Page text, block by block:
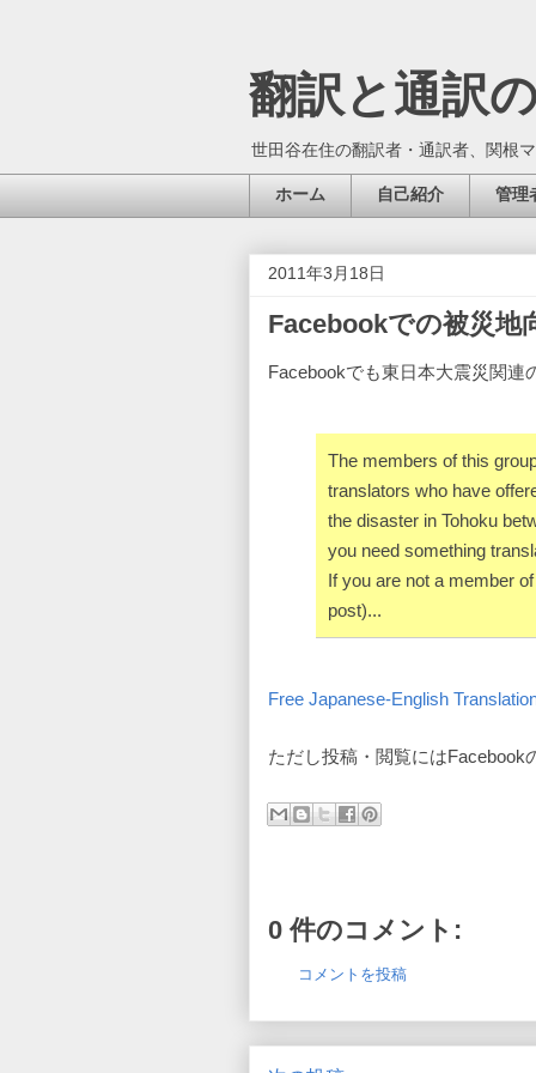
翻訳と通訳
世田谷在住の翻訳者・通訳者、関根
ホーム 自己紹介 管理
2011年3月18日
Facebookでの被災地
Facebookでも東日本大震災関連
The members of this
translators who have
the disaster in Tohoku
you need something
If you are not a member
post)...
Free Japanese-English
ただし投稿・閲覧にはFacebook
0 件のコメント:
コメントを投稿